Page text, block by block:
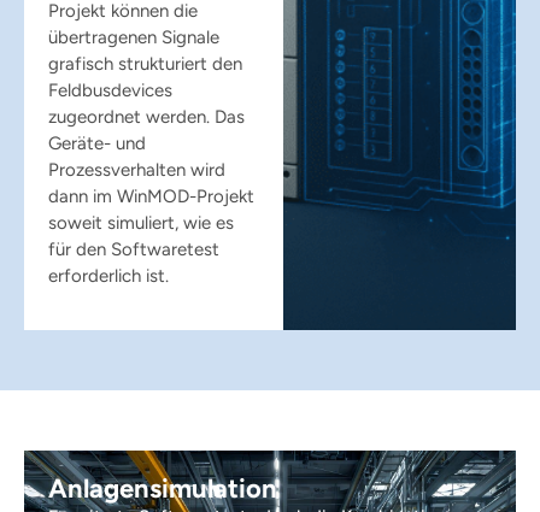
Projekt können die
übertragenen Signale
grafisch strukturiert den
Feldbusdevices
zugeordnet werden. Das
Geräte- und
Prozessverhalten wird
dann im WinMOD-Projekt
soweit simuliert, wie es
für den Softwaretest
erforderlich ist.
Anlagensimulation